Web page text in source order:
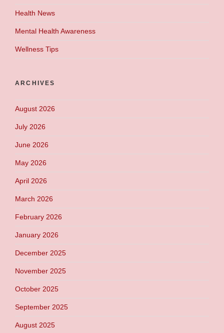
Health News
Mental Health Awareness
Wellness Tips
ARCHIVES
August 2026
July 2026
June 2026
May 2026
April 2026
March 2026
February 2026
January 2026
December 2025
November 2025
October 2025
September 2025
August 2025